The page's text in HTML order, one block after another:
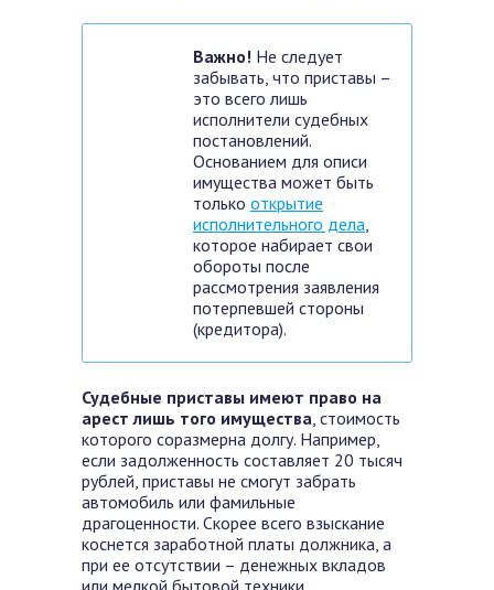
Важно! Не следует
забывать, что приставы –
это всего лишь
исполнители судебных
постановлений.
Основанием для описи
имущества может быть
только открытие
исполнительного дела,
которое набирает свои
обороты после
рассмотрения заявления
потерпевшей стороны
(кредитора).
Судебные приставы имеют право на
арест лишь того имущества, стоимость
которого соразмерна долгу. Например,
если задолженность составляет 20 тысяч
рублей, приставы не смогут забрать
автомобиль или фамильные
драгоценности. Скорее всего взыскание
коснется заработной платы должника, а
при ее отсутствии – денежных вкладов
или мелкой бытовой техники.